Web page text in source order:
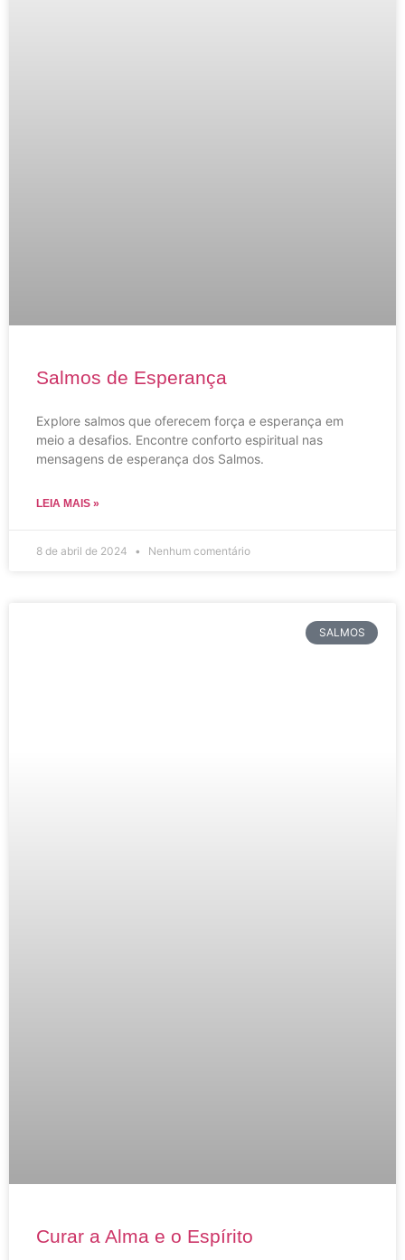
Salmos de Esperança
Explore salmos que oferecem força e esperança em
meio a desafios. Encontre conforto espiritual nas
mensagens de esperança dos Salmos.
LEIA MAIS »
8 de abril de 2024 Nenhum comentário
SALMOS
Curar a Alma e o Espírito